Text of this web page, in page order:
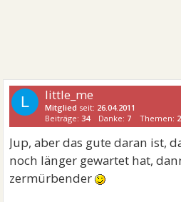
L little_me
Mitglied seit: 26.04.2011
Beiträge: 34 Danke: 7 Themen: 2
Jup, aber das gute daran ist,
noch länger gewartet hat,
zermürbender